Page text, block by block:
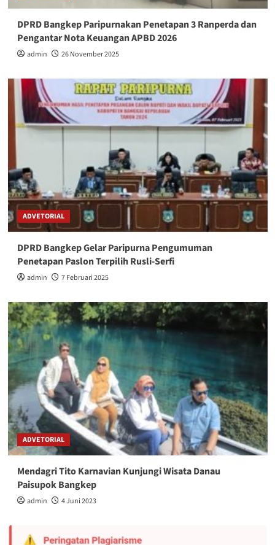
DPRD Bangkep Paripurnakan Penetapan 3 Ranperda dan
Pengantar Nota Keuangan APBD 2026
admin 26 November 2025
ADVETORIAL
DPRD Bangkep Gelar Paripurna Pengumuman
Penetapan Paslon Terpilih Rusli-Serfi
admin 7 Februari 2025
ADVETORIAL
Mendagri Tito Karnavian Kunjungi Wisata Danau
Paisupok Bangkep
admin 4 Juni 2023